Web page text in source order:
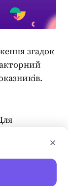
згадок
LOOQME